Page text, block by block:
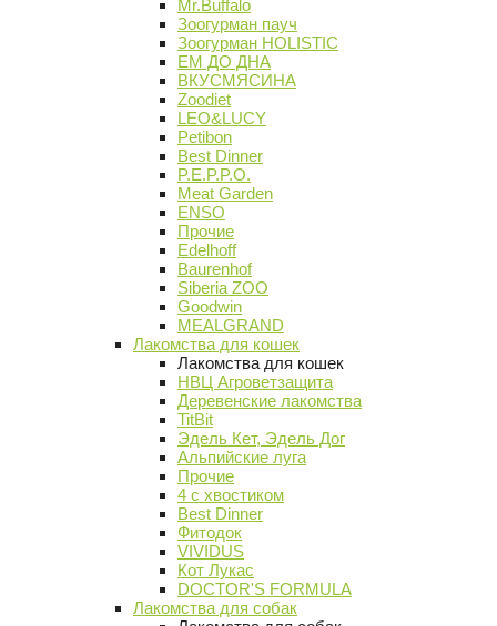
Mr.Buffalo
Зоогурман пауч
Зоогурман HOLISTIC
ЕМ ДО ДНА
ВКУСМЯСИНА
Zoodiet
LEO&LUCY
Petibon
Best Dinner
P.E.P.P.O.
Meat Garden
ENSO
Прочие
Edelhoff
Baurenhof
Siberia ZOO
Goodwin
MEALGRAND
Лакомства для кошек
Лакомства для кошек
НВЦ Агроветзащита
Деревенские лакомства
TitBit
Эдель Кет, Эдель Дог
Альпийские луга
Прочие
4 с хвостиком
Best Dinner
Фитодок
VIVIDUS
Кот Лукас
DOCTOR'S FORMULA
Лакомства для собак